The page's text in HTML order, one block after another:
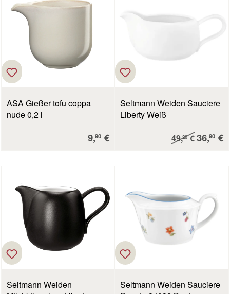
ASA Gießer tofu coppa
nude 0,2 l
Verkaufspreis:
9,90 €
Seltmann Weiden Sauciere
Liberty Weiß
Regulärer Preis:
49,20€36,90 €
Seltmann Weiden
Seltmann Weiden Sauciere